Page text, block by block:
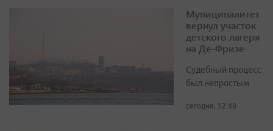
Муниципалитет
вернул участок
детского лагеря
на Де-Фризе
Судебный процесс
был непростым
сегодня, 12:48